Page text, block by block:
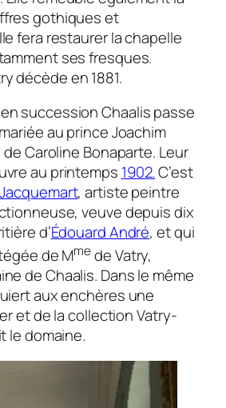
gothiques et
fera restaurer la chapelle
ses fresques.
décède en 1881.
succession Chaalis passe
au prince Joachim
Caroline Bonaparte. Leur
au printemps 1902.C’est
, artiste peintre
veuve depuis dix
d’Édouard André, et qui
de Mmede Vatry,
de Chaalis. Dans le même
aux enchères une
et de la collection Vatry-
le domaine.